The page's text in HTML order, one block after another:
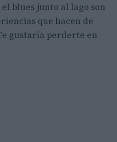
el blues junto al lago son
que hacen de
gustaría perderte en